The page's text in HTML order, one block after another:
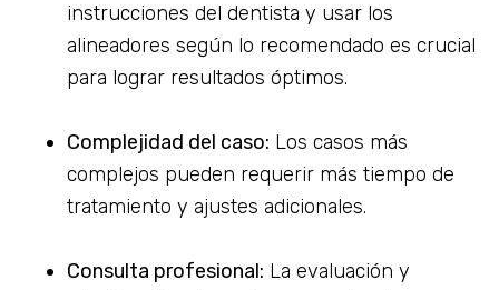
instrucciones del dentista y usar los
alineadores según lo recomendado es crucial
para lograr resultados óptimos.
Complejidad del caso: Los casos más
complejos pueden requerir más tiempo de
tratamiento y ajustes adicionales.
Consulta profesional: La evaluación y